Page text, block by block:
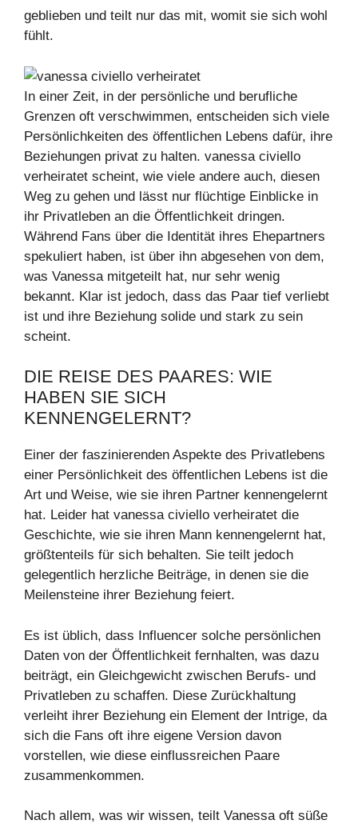
geblieben und teilt nur das mit, womit sie sich wohl
fühlt.
In einer Zeit, in der persönliche und berufliche
Grenzen oft verschwimmen, entscheiden sich viele
Persönlichkeiten des öffentlichen Lebens dafür, ihre
Beziehungen privat zu halten. vanessa civiello
verheiratet scheint, wie viele andere auch, diesen
Weg zu gehen und lässt nur flüchtige Einblicke in
ihr Privatleben an die Öffentlichkeit dringen.
Während Fans über die Identität ihres Ehepartners
spekuliert haben, ist über ihn abgesehen von dem,
was Vanessa mitgeteilt hat, nur sehr wenig
bekannt. Klar ist jedoch, dass das Paar tief verliebt
ist und ihre Beziehung solide und stark zu sein
scheint.
DIE REISE DES PAARES: WIE
HABEN SIE SICH
KENNENGELERNT?
Einer der faszinierenden Aspekte des Privatlebens
einer Persönlichkeit des öffentlichen Lebens ist die
Art und Weise, wie sie ihren Partner kennengelernt
hat. Leider hat vanessa civiello verheiratet die
Geschichte, wie sie ihren Mann kennengelernt hat,
größtenteils für sich behalten. Sie teilt jedoch
gelegentlich herzliche Beiträge, in denen sie die
Meilensteine ​​ihrer Beziehung feiert.
Es ist üblich, dass Influencer solche persönlichen
Daten von der Öffentlichkeit fernhalten, was dazu
beiträgt, ein Gleichgewicht zwischen Berufs- und
Privatleben zu schaffen. Diese Zurückhaltung
verleiht ihrer Beziehung ein Element der Intrige, da
sich die Fans oft ihre eigene Version davon
vorstellen, wie diese einflussreichen Paare
zusammenkommen.
Nach allem, was wir wissen, teilt Vanessa oft süße